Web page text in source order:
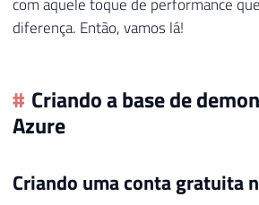
diferença. Então, vamos lá!
Criando a base de
Azure
Criando uma conta gratuita